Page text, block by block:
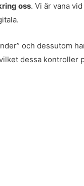
oss. Vi är vana
och dessutom
dessa kontroller